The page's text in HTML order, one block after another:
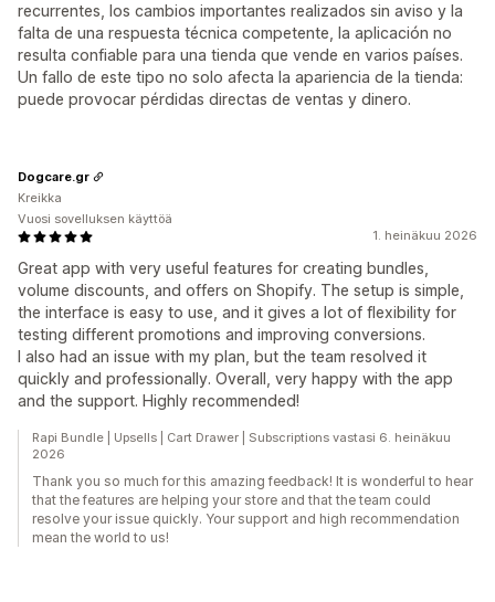
recurrentes, los cambios importantes realizados sin aviso y la
falta de una respuesta técnica competente, la aplicación no
resulta confiable para una tienda que vende en varios países.
Un fallo de este tipo no solo afecta la apariencia de la tienda:
puede provocar pérdidas directas de ventas y dinero.
1. heinäkuu 2026
Great app with very useful features for creating bundles,
volume discounts, and offers on Shopify. The setup is simple,
the interface is easy to use, and it gives a lot of flexibility for
testing different promotions and improving conversions.
I also had an issue with my plan, but the team resolved it
quickly and professionally. Overall, very happy with the app
and the support. Highly recommended!
Dogcare.gr
Kreikka
Vuosi sovelluksen käyttöä
Rapi Bundle | Upsells | Cart Drawer | Subscriptions vastasi 6. heinäkuu
2026
Thank you so much for this amazing feedback! It is wonderful to hear
that the features are helping your store and that the team could
resolve your issue quickly. Your support and high recommendation
mean the world to us!